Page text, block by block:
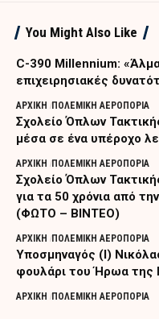
You Might Also Like
C-390 Millennium:
επιχειρησιακές
ΑΡΧΙΚΗ ΠΟΛΕΜΙΚΗ ΑΕΡΟΠΟΡΙΑ
Σχολείο Όπλων
μέσα σε ένα υπέροχο
ΑΡΧΙΚΗ ΠΟΛΕΜΙΚΗ ΑΕΡΟΠΟΡΙΑ
Σχολείο Όπλων
για τα 50 χρόνια από
(ΦΩΤΟ – ΒΙΝΤΕΟ)
ΑΡΧΙΚΗ ΠΟΛΕΜΙΚΗ ΑΕΡΟΠΟΡΙΑ
Υποσμηναγός (Ι)
φουλάρι του Ήρωα της
ΑΡΧΙΚΗ ΠΟΛΕΜΙΚΗ ΑΕΡΟΠΟΡΙΑ